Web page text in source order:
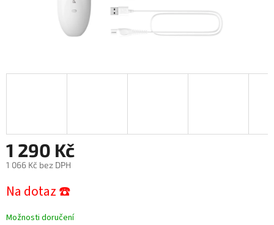
1 290 Kč
1 066 Kč bez DPH
cena:
Na dotaz ☎️
Možnosti doručení